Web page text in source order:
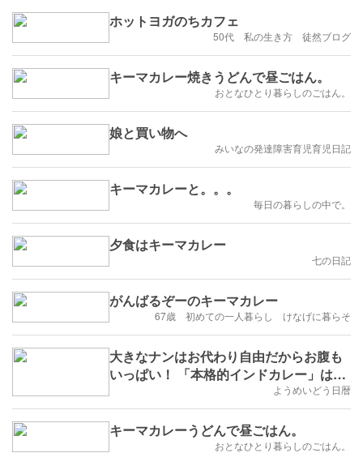
ホットヨガのちカフェ
50代 私の生き方 徒然ブログ
キーマカレー焼きうどんで昼ごはん。
おとなひとり暮らしのごはん。
娘と買い物へ
みいなの発達障害育児育児日記
キーマカレーと。。。
毎日の暮らしの中で。
夕食はキーマカレー
七の日記
がんばるぞーのキーマカレー
67歳 初めての一人暮らし けなげに暮らそ
大きなナンはお代わり自由だからお腹も
いっぱい！ 「本格的インドカレー」はマ
イルドな辛さで食べやすかったです ♪ ☆
インド定食 ターリー屋 新宿センタービル
店
ようめいどう日暦
キーマカレーうどんで昼ごはん。
おとなひとり暮らしのごはん。